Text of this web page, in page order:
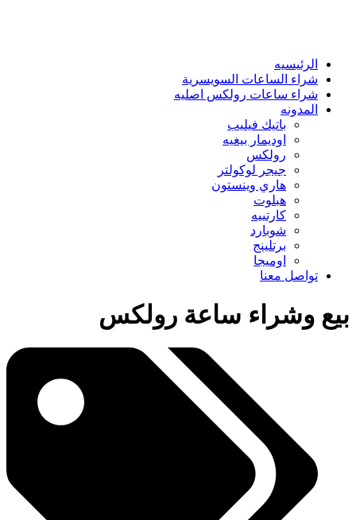
الرئيسيه
شراء الساعات السويسرية
شراء ساعات رولكس اصليه
المدونه
باتيك فيليب
اوديمار بيغيه
رولكس
جيجر لوكولتر
هاري وينستون
هبلوت
كارتييه
شوبارد
برتلينج
اوميجا
تواصل معنا
بيع وشراء ساعة رولكس